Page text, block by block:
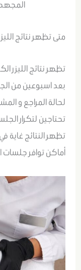
متى تظهر نتائج
تظهر نتائج الليزر
بعد اسبوعين من
لحالة المراجع و
تحتاجين لتكرار
تظهر النتائج غاية في
أماكن توافر جلسات